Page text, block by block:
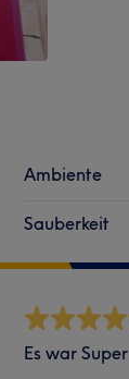
Ambiente
Sauberkeit
Es war Super